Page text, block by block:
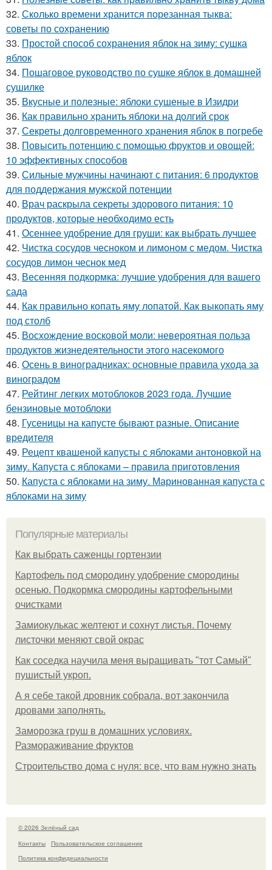
32. Сколько времени хранится порезанная тыква:
советы по сохранению
33. Простой способ сохранения яблок на зиму: сушка
яблок
34. Пошаговое руководство по сушке яблок в домашней
сушилке
35. Вкусные и полезные: яблоки сушеные в Изидри
36. Как правильно хранить яблоки на долгий срок
37. Секреты долговременного хранения яблок в погребе
38. Повысить потенцию с помощью фруктов и овощей:
10 эффективных способов
39. Сильные мужчины начинают с питания: 6 продуктов
для поддержания мужской потенции
40. Врач раскрыла секреты здорового питания: 10
продуктов, которые необходимо есть
41. Осеннее удобрение для груши: как выбрать лучшее
42. Чистка сосудов чесноком и лимоном с медом. Чистка
сосудов лимон чеснок мед
43. Весенняя подкормка: лучшие удобрения для вашего
сада
44. Как правильно копать яму лопатой. Как выкопать яму
под столб
45. Восхождение восковой моли: невероятная польза
продуктов жизнедеятельности этого насекомого
46. Осень в виноградниках: основные правила ухода за
виноградом
47. Рейтинг легких мотоблоков 2023 года. Лучшие
бензиновые мотоблоки
48. Гусеницы на капусте бывают разные. Описание
вредителя
49. Рецепт квашеной капусты с яблоками антоновкой на
зиму. Капуста с яблоками – правила приготовления
50. Капуста с яблоками на зиму. Маринованная капуста с
яблоками на зиму
Популярные материалы
Как выбрать саженцы гортензии
Картофель под смородину удобрение смородины
осенью. Подкормка смородины картофельными
очистками
Замиокулькас желтеют и сохнут листья. Почему
листочки меняют свой окрас
Как соседка научила меня выращивать "тот Самый"
пушистый укроп.
А я себе такой дровник собрала, вот закончила
дровами заполнять.
Заморозка груш в домашних условиях.
Размораживание фруктов
Строительство дома с нуля: все, что вам нужно знать
© 2026 Зелёный сад
Контакты
Пользовательское соглашение
Политика конфидециальности